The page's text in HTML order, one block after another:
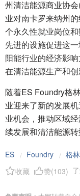
州清洁能源商业协
业对南卡罗来纳州
个永久性就业岗位
先进的设施促进这
阳能行业的经济影
在清洁能源生产和创
随着ES Foundry格
业迎来了新的发展
业机会，推动区域
续发展和清洁能源转
ES / Foundry / 格
收藏
赞(103)